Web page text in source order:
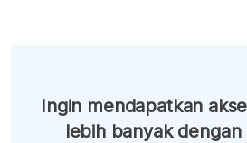
Ingin mendapatkan
lebih banyak